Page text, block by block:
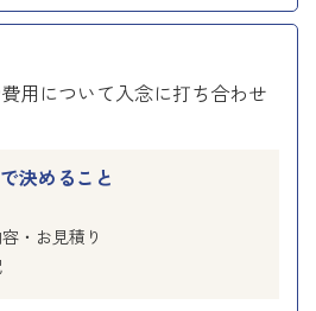
用について入念に打ち合わせ
決めること
・お見積り